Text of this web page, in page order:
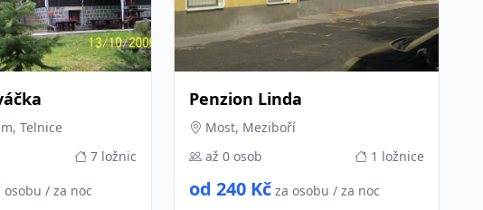
Telnice
7 ložnic
osobu / za noc
Penzion Linda
Most, Meziboří
až 0 osob
1 ložnice
od 240 Kč za osobu / za noc